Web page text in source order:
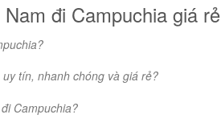
đi Campuchia giá rẻ
tín, nhanh chóng và giá rẻ?
Campuchia?